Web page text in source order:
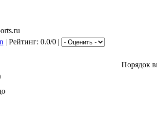
| Рейтинг: 0.0/0 |
Порядок